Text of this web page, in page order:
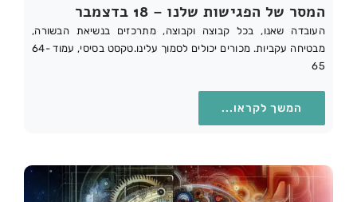
המסר של הפגישות שלנו – 18 בדצמבר
העובדה שאנו, בכל קבוצה וקבוצה, מתרכזים בנשיאת הבשורה,
מבטיחה עקביות. מכורים יכולים לסמוך עלינו.טקסט בסיסי, עמוד 64-
65
המשך לקראו...